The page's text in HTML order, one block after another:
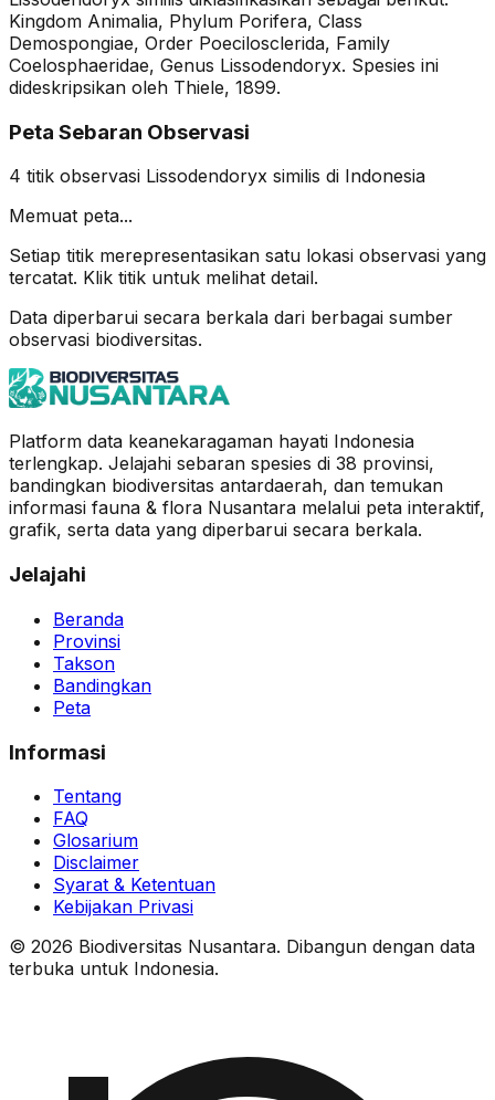
Kingdom Animalia, Phylum Porifera, Class
Demospongiae, Order Poecilosclerida, Family
Coelosphaeridae, Genus Lissodendoryx. Spesies ini
dideskripsikan oleh Thiele, 1899.
Peta Sebaran Observasi
4 titik observasi Lissodendoryx similis di Indonesia
Memuat peta...
Setiap titik merepresentasikan satu lokasi observasi yang
tercatat. Klik titik untuk melihat detail.
Data diperbarui secara berkala dari berbagai sumber
observasi biodiversitas.
Platform data keanekaragaman hayati Indonesia
terlengkap. Jelajahi sebaran spesies di 38 provinsi,
bandingkan biodiversitas antardaerah, dan temukan
informasi fauna & flora Nusantara melalui peta interaktif,
grafik, serta data yang diperbarui secara berkala.
Jelajahi
Beranda
Provinsi
Takson
Bandingkan
Peta
Informasi
Tentang
FAQ
Glosarium
Disclaimer
Syarat & Ketentuan
Kebijakan Privasi
© 2026 Biodiversitas Nusantara. Dibangun dengan data
terbuka untuk Indonesia.